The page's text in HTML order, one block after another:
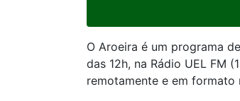
O Aroeira é um programa
das 12h, na Rádio UEL FM
remotamente e em